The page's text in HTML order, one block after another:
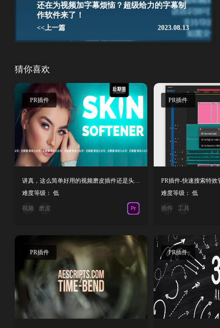
还在为视频加字幕烦恼？超级给力的字幕制
作软件来了！
2023.08.13
<<上一篇
猜你喜欢
PR插件
难度等级： 低
视频 磨皮
PR插件
难度等级： 低
插件 工具
PR插件 PR插件